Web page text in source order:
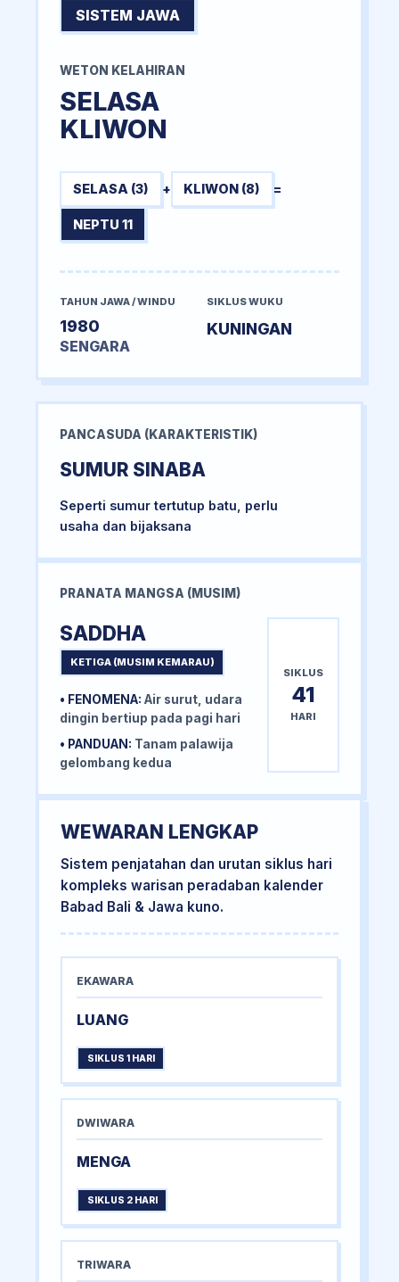
SISTEM JAWA
WETON KELAHIRAN
SELASA
KLIWON
SELASA (3) + KLIWON (8) =
NEPTU 11
TAHUN JAWA / WINDU
1980
SENGARA
SIKLUS WUKU
KUNINGAN
PANCASUDA (KARAKTERISTIK)
SUMUR SINABA
Seperti sumur tertutup batu, perlu
usaha dan bijaksana
PRANATA MANGSA (MUSIM)
SADDHA
KETIGA (MUSIM KEMARAU)
• FENOMENA: Air surut, udara
dingin bertiup pada pagi hari
• PANDUAN: Tanam palawija
gelombang kedua
SIKLUS
41
HARI
WEWARAN LENGKAP
Sistem penjatahan dan urutan siklus hari
kompleks warisan peradaban kalender
Babad Bali & Jawa kuno.
EKAWARA
LUANG
SIKLUS 1 HARI
DWIWARA
MENGA
SIKLUS 2 HARI
TRIWARA